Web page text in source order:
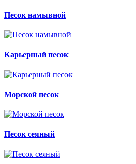
Песок намывной
Карьерный песок
Морской песок
Песок сеяный